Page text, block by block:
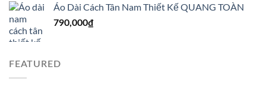
Áo Dài Cách Tân Nam Thiết Kế QUANG TOÀN
790,000₫
FEATURED